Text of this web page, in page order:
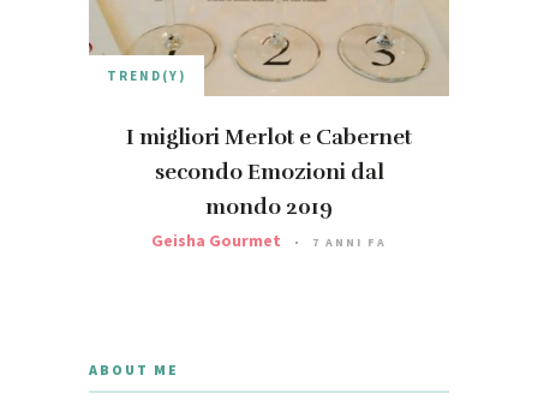
TREND(Y)
I migliori Merlot e Cabernet
secondo Emozioni dal
mondo 2019
Geisha Gourmet 7 ANNI FA
ABOUT ME